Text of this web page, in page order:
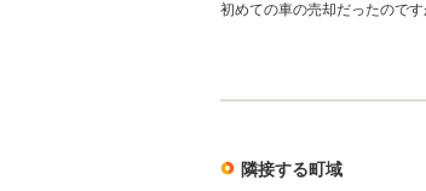
初めての車の売却だったので
隣接する町域